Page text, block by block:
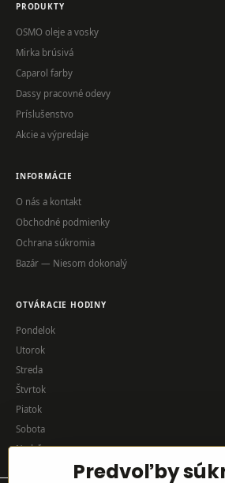
PRODUKTY
OSMO oleje a vosky
Mirka brúsivá
Caparol farby
Dassy pracovné odevy
Príslušenstvo
Akcie a výpredaje
INFORMÁCIE
O nás a kontakt
Obchodné podmienky
Ochrana súkromia
Bazár — Niesom dokonalý
OTVÁRACIE HODINY
Pondelok
Utorok
Streda
Štvrtok
Piatok
Sobota
Nedeľa
Predvoľby